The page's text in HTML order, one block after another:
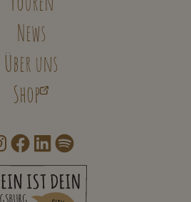
News
Über uns
Shop